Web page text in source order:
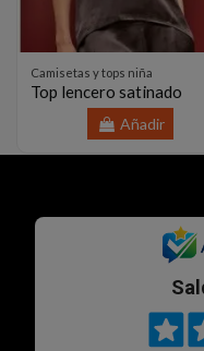
Camisetas y tops niña
Top lencero satinado
Añadir